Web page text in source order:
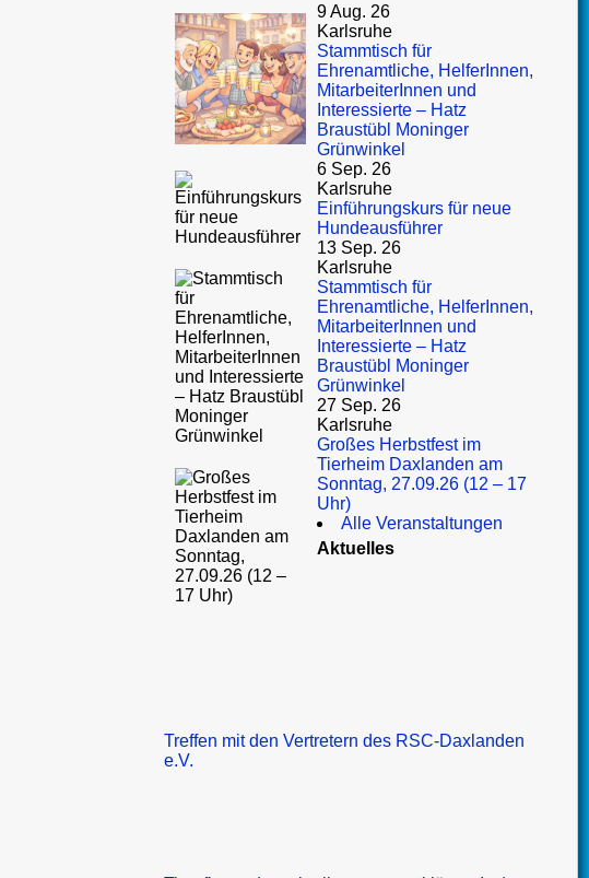
9 Aug. 26
Karlsruhe
Stammtisch für
Ehrenamtliche, HelferInnen,
MitarbeiterInnen und
Interessierte – Hatz
Braustübl Moninger
Grünwinkel
6 Sep. 26
Karlsruhe
Einführungskurs für neue
Hundeausführer
13 Sep. 26
Karlsruhe
Stammtisch für
Ehrenamtliche, HelferInnen,
MitarbeiterInnen und
Interessierte – Hatz
Braustübl Moninger
Grünwinkel
27 Sep. 26
Karlsruhe
Großes Herbstfest im
Tierheim Daxlanden am
Sonntag, 27.09.26 (12 – 17
Uhr)
Alle Veranstaltungen
Aktuelles
Treffen mit den Vertretern des RSC-Daxlanden
e.V.